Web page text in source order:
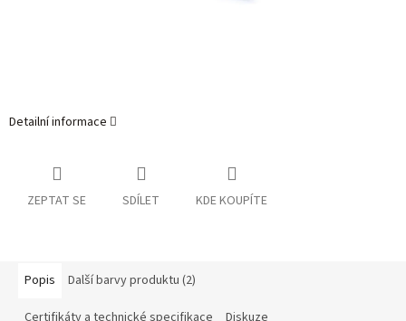
Detailní informace
ZEPTAT SE SDÍLET KDE KOUPÍTE
Popis Další barvy produktu (2)
Certifikáty a technické specifikace Diskuze